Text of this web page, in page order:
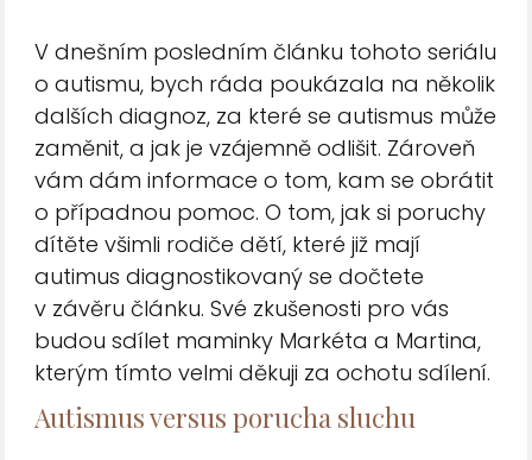
V dnešním posledním článku tohoto seriálu
o autismu, bych ráda poukázala na několik
dalších diagnoz, za které se autismus může
zaměnit, a jak je vzájemně odlišit. Zároveň
vám dám informace o tom, kam se obrátit
o případnou pomoc. O tom, jak si poruchy
dítěte všimli rodiče dětí, které již mají
autimus diagnostikovaný se dočtete
v závěru článku. Své zkušenosti pro vás
budou sdílet maminky Markéta a Martina,
kterým tímto velmi děkuji za ochotu sdílení.
Autismus versus porucha sluchu